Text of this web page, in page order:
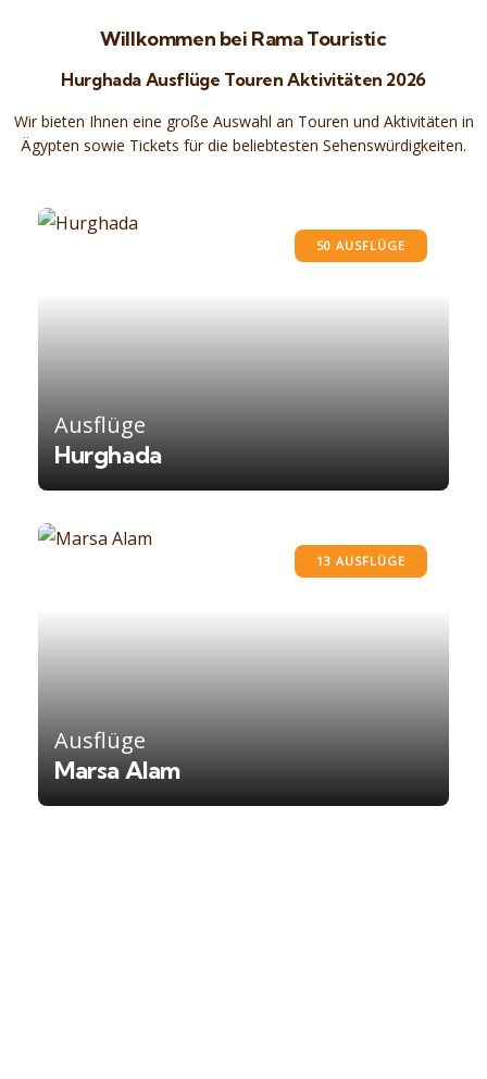
Willkommen bei Rama Touristic
Hurghada Ausflüge Touren Aktivitäten 2026
Wir bieten Ihnen eine große Auswahl an Touren und Aktivitäten in
Ägypten sowie Tickets für die beliebtesten Sehenswürdigkeiten.
50 AUSFLÜGE
Ausflüge
Hurghada
13 AUSFLÜGE
Ausflüge
Marsa Alam